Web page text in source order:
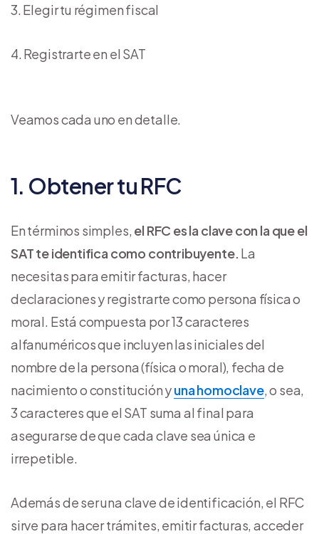
Elegir tu régimen fiscal
Registrarte en el SAT
Veamos cada uno en detalle.
1. Obtener tu RFC
En términos simples, el RFC es la clave con la que el
SAT te identifica como contribuyente. La
necesitas para emitir facturas, hacer
declaraciones y registrarte como persona física o
moral. Está compuesta por 13 caracteres
alfanuméricos que incluyen las iniciales del
nombre de la persona (física o moral), fecha de
nacimiento o constitución yuna homoclave, o sea,
3 caracteres que el SAT suma al final para
asegurarse de que cada clave sea única e
irrepetible.
Además de ser una clave de identificación, el RFC
sirve para hacer trámites, emitir facturas, acceder